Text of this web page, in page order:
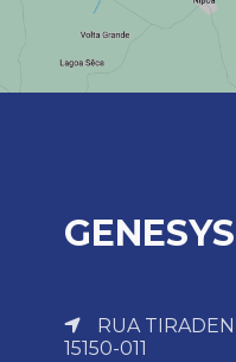
RUA
15150-011